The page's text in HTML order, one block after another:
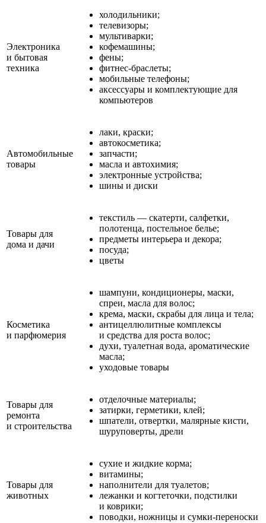
Электроника
и бытовая
техника
холодильники;
телевизоры;
мультиварки;
кофемашины;
фены;
фитнес-браслеты;
мобильные телефоны;
аксессуары и комплектующие для
компьютеров
Автомобильные
товары
лаки, краски;
автокосметика;
запчасти;
масла и автохимия;
электронные устройства;
шины и диски
Товары для
дома и дачи
текстиль — скатерти, салфетки,
полотенца, постельное белье;
предметы интерьера и декора;
посуда;
цветы
Косметика
и парфюмерия
шампуни, кондиционеры, маски,
спреи, масла для волос;
крема, маски, скрабы для лица и тела;
антицеллюлитные комплексы
и средства для роста волос;
духи, туалетная вода, ароматические
масла;
уходовые товары
Товары для
ремонта
и строительства
отделочные материалы;
затирки, герметики, клей;
шпатели, отвертки, малярные кисти,
шуруповерты, дрели
Товары для
животных
сухие и жидкие корма;
витамины;
наполнители для туалетов;
лежанки и когтеточки, подстилки
и коврики;
поводки, ножницы и сумки‑переноски